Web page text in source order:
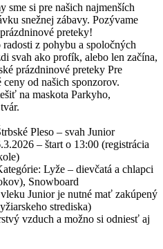
sme si pre našich najmenších
snežnej zábavy. Pozývame
preteky!
z pohybu a spoločných
svah ako profík, alebo len začína,
Pre
od našich sponzorov.
na maskota Parkyho,
Pleso – svah Junior
– štart o 13:00 (registrácia
Lyže – dievčatá a chlapci
Snowboard
Junior je nutné mať zakúpený
strediska)
vzduch a možno si odniesť aj